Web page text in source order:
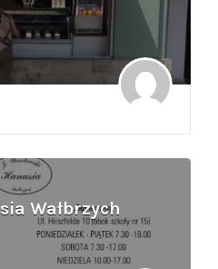
Wałbrzych